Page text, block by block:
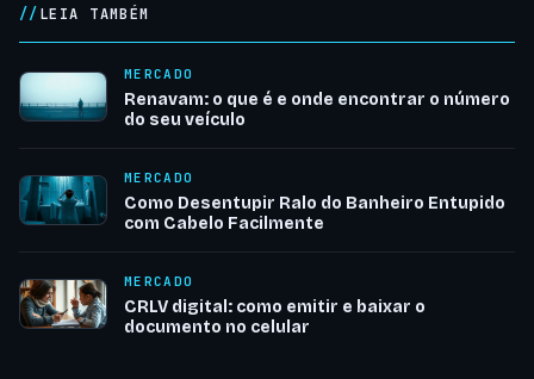
LEIA TAMBÉM
MERCADO
Renavam: o que é e onde encontrar o número
do seu veículo
MERCADO
Como Desentupir Ralo do Banheiro Entupido
com Cabelo Facilmente
MERCADO
CRLV digital: como emitir e baixar o
documento no celular